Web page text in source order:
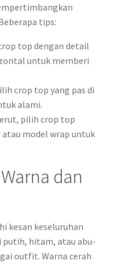
tips:
top dengan detail
untuk memberi
crop top yang pas di
alami.
pilih crop top
model wrap untuk
dan
kesan keseluruhan
hitam, atau abu-
outfit. Warna cerah